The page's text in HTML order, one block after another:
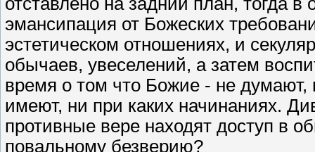
эмансипация от Божеских
эстетическом отношениях, и
обычаев, увеселений, а затем
время о том что Божие - не
имеют, ни при каких начинаниях.
противные вере находят доступ в
повальному безверию?